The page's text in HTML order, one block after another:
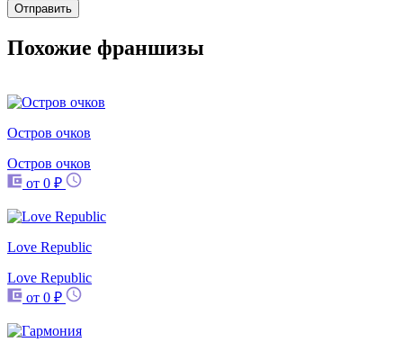
Отправить
Похожие франшизы
Остров очков
Остров очков
от 0 ₽
Love Republic
Love Republic
от 0 ₽